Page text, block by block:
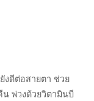
ดีต่อสายตา ช่วย
น พ่วงด้วยวิตามินบี